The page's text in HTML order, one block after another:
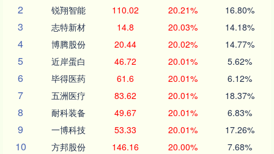
2 锐翔智能 110.02 20.21% 16.80%
3 志特新材 14.8 20.03% 14.18%
4 博腾股份 20.44 20.02% 14.77%
5 近岸蛋白 46.72 20.01% 5.62%
6 毕得医药 61.6 20.01% 6.12%
7 五洲医疗 83.62 20.01% 18.37%
8 耐科装备 49.67 20.01% 6.83%
9 一博科技 53.33 20.01% 17.26%
10 方邦股份 146.16 20.00% 7.68%